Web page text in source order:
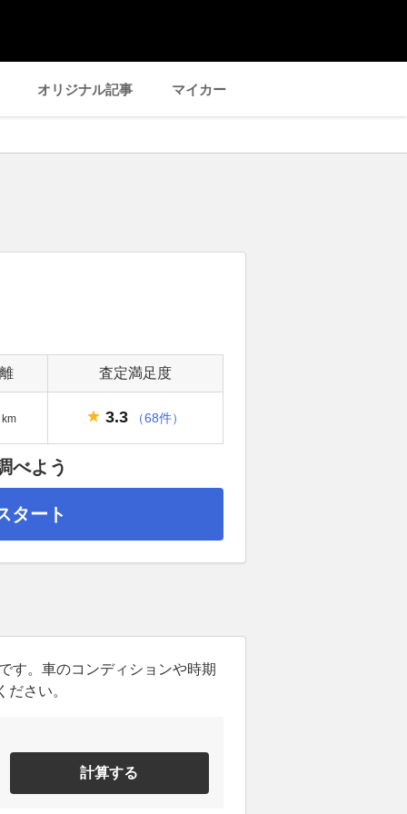
オリジナル記事 マイカー
査定満足度
km 3.3 （68件）
べよう
タート
す。車のコンディションや時期
さい。
計算する